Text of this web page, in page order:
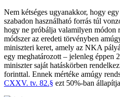
Nem kétséges ugyanakkor, hogy
szabadon használható forrás túl
hogy ne próbálja valamilyen módon
módszer az eredeti törvényben
miniszteri keret, amely az NKA
egy meghatározott – jelenleg éppen
miniszter saját hatáskörben
forinttal. Ennek mértéke amúgy
CXXV. tv. 82.§ ezt 50%-ban